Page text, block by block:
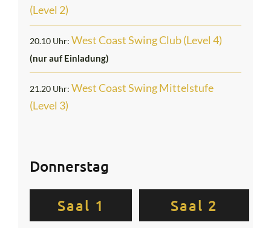
(Level 2)
20.10 Uhr: West Coast Swing Club (Level 4)
(nur auf Einladung)
21.20 Uhr: West Coast Swing Mittelstufe
(Level 3)
Donnerstag
Saal 1 Saal 2